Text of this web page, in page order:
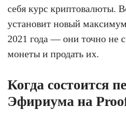
себя курс криптовалюты.
установит новый
2021 года — они точно не
монеты и продать их.
Когда состоится
Эфириума на